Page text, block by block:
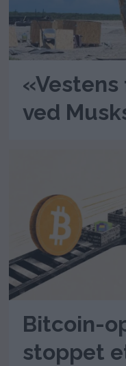
ved
Bitcoin-
stoppet